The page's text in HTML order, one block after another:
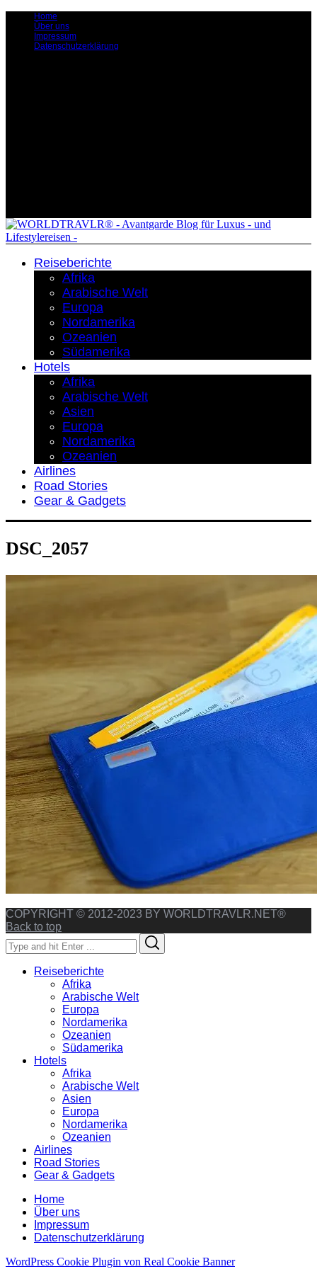
Home
Über uns
Impressum
Datenschutzerklärung
Reiseberichte
Afrika
Arabische Welt
Europa
Nordamerika
Ozeanien
Südamerika
Hotels
Afrika
Arabische Welt
Asien
Europa
Nordamerika
Ozeanien
Airlines
Road Stories
Gear & Gadgets
DSC_2057
COPYRIGHT © 2012-2023 BY WORLDTRAVLR.NET®
Back to top
Search
for:
Reiseberichte
Afrika
Arabische Welt
Europa
Nordamerika
Ozeanien
Südamerika
Hotels
Afrika
Arabische Welt
Asien
Europa
Nordamerika
Ozeanien
Airlines
Road Stories
Gear & Gadgets
Home
Über uns
Impressum
Datenschutzerklärung
WordPress Cookie Plugin von Real Cookie Banner